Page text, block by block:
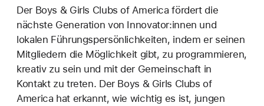
Der Boys & Girls Clubs of America fördert die
nächste Generation von Innovator:innen und
lokalen Führungspersönlichkeiten, indem er seinen
Mitgliedern die Möglichkeit gibt, zu programmieren,
kreativ zu sein und mit der Gemeinschaft in
Kontakt zu treten. Der Boys & Girls Clubs of
America hat erkannt, wie wichtig es ist, jungen